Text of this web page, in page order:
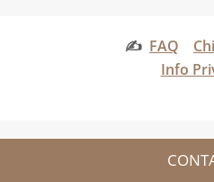
✍ FAQ
Info